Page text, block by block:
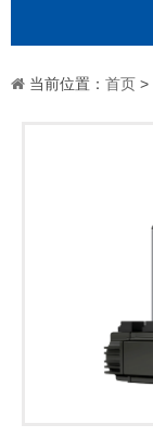
当前位置： 首页 >